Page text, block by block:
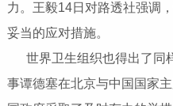
力。王毅14日对路透社强调
妥当的应对措施。
世界卫生组织也得出了同
事谭德塞在北京与中国国家